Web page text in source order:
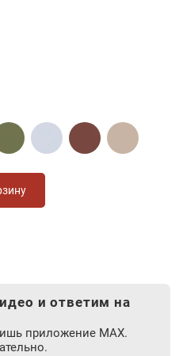
и ответим на
приложение MAX.